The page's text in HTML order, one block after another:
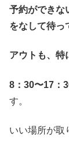
予約ができな
をなして待っ
アウトも、特
8：30〜17：
す。
いい場所が取